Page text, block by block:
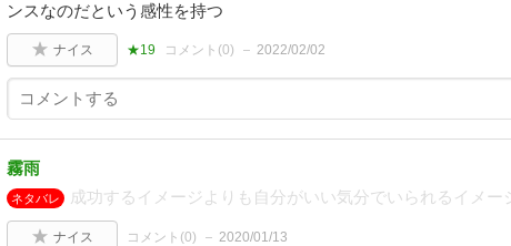
ンスなのだという感性を持つ
ナイス ★19 コメント(0) 2022/02/02
霧雨
ネタバレ 成功するイメージよりも自分がいい気分でいられるイメー
ナイス コメント(0) 2020/01/13